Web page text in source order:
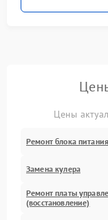
Цены
Ремонт блока питания
Замена кулера
Ремонт платы
(восстановление)